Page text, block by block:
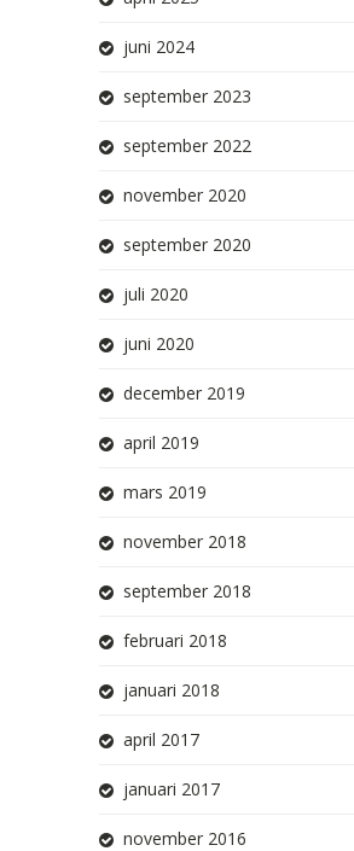
juni 2024
september 2023
september 2022
november 2020
september 2020
juli 2020
juni 2020
december 2019
april 2019
mars 2019
november 2018
september 2018
februari 2018
januari 2018
april 2017
januari 2017
november 2016